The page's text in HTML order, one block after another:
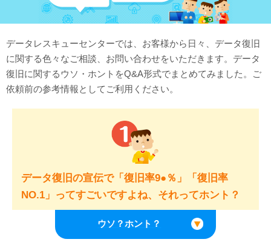
データレスキューセンターでは、お客様から日々、データ復旧
に関する色々なご相談、お問い合わせをいただきます。データ
復旧に関するウソ・ホントをQ&A形式でまとめてみました。ご
依頼前の参考情報としてご利用ください。
データ復旧の宣伝で「復旧率9●％」「復旧率
NO.1」ってすごいですよね、それってホント？
お客さまの声
よくあるご質問
データ復旧特集
プライバシーマーク認定
特定商取引法に基づく表記